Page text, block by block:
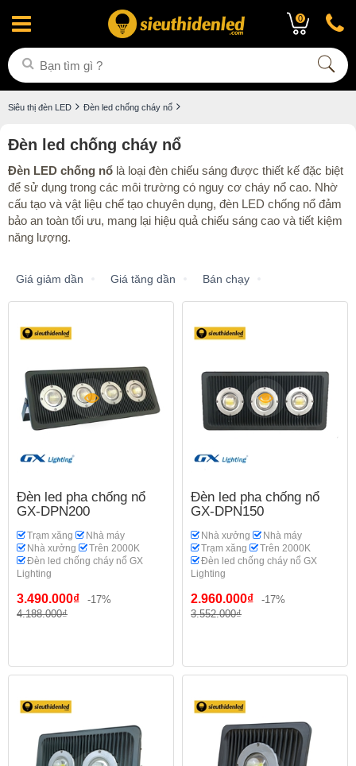
0
Siêu thị đèn LED Đèn led chống cháy nổ
Đèn led chống cháy nổ
Đèn LED chống nổ là loại đèn chiếu sáng được thiết kế đặc biệt
để sử dụng trong các môi trường có nguy cơ cháy nổ cao. Nhờ
cấu tạo và vật liệu chế tạo chuyên dụng, đèn LED chống nổ đảm
bảo an toàn tối ưu, mang lại hiệu quả chiếu sáng cao và tiết kiệm
năng lượng.
Giá giảm dần Giá tăng dần Bán chạy
Đèn led pha chống nổ
GX-DPN200
Trạm xăng
Nhà máy
Nhà xưởng
Trên 2000K
Đèn led chống cháy nổ GX
Lighting
3.490.000₫
-17%
4.188.000₫
Đèn led pha chống nổ
GX-DPN150
Nhà xưởng
Nhà máy
Trạm xăng
Trên 2000K
Đèn led chống cháy nổ GX
Lighting
2.960.000₫
-17%
3.552.000₫